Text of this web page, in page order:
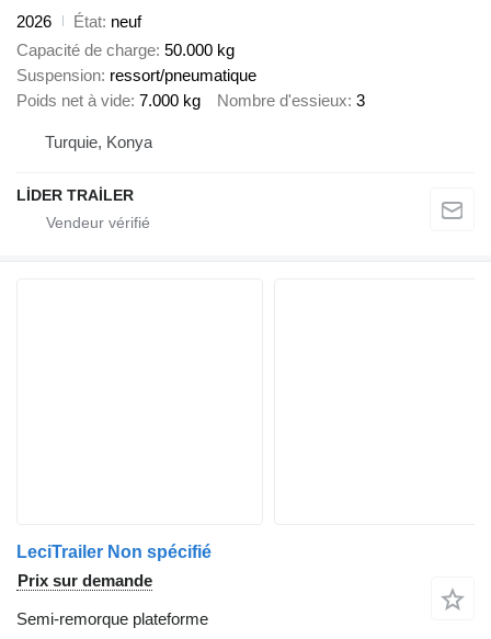
2026
État neuf
Capacité de charge 50.000 kg
Suspension ressort/pneumatique
Poids net à vide 7.000 kg Nombre d'essieux 3
Turquie, Konya
LİDER TRAİLER
LeciTrailer Non spécifié
Prix sur demande
Semi-remorque plateforme